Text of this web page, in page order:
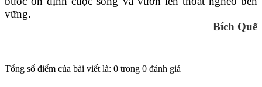
vững.
Bích Quế
Tổng số điểm của bài viết là: 0 trong 0 đánh giá